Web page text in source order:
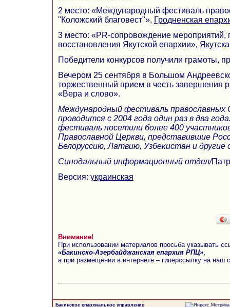
2 место: «Международный фестиваль
"Коложский благовест"», Гродненская
3 место: «PR-сопровождение
восстановления Якутской епархии»,
Победители конкурсов получили грамоты,
Вечером 25 сентября в Большом
торжественный прием в честь завершения
«Вера и слово».
Международный фестиваль православных
проводится с 2004 года один раз в два
фестиваль посетили более 400
Православной Церкви, представившие
Белоруссию, Латвию, Узбекистан и другие
Синодальный информационный отдел/
Версия: украинская
Внимание!
При использовании материалов просьба указывать
«Бакинско-Азербайджанская епархия РПЦ»
а при размещении в интернете – гиперссылку на наш
Бакинское епархиальное управление